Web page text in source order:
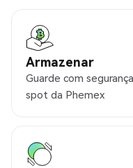
Armazenar
Guarde com
spot da Phemex